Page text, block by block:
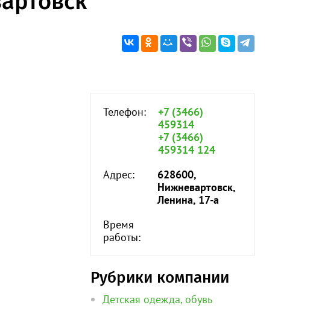
Телефон:
+7 (3466)
459314
+7 (3466)
459314 124
Адрес:
628600,
Нижневартовск,
Ленина, 17-а
Время
работы:
Рубрики компании
Детская одежда, обувь